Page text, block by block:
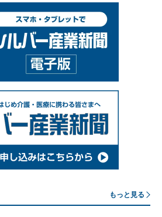
もっと見る